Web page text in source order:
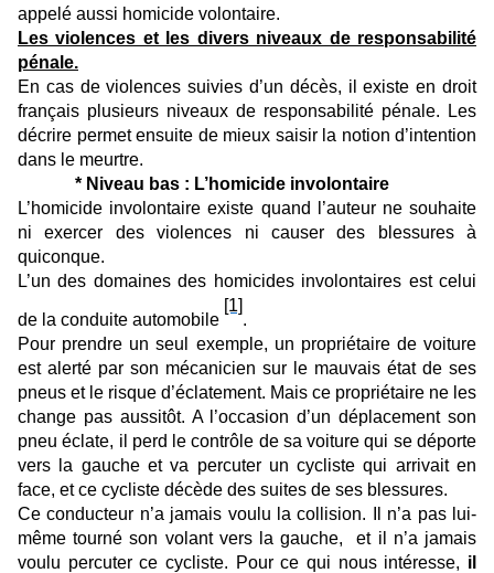
appelé aussi homicide volontaire.
Les violences et les divers niveaux de responsabilité
pénale.
En cas de violences suivies d’un décès, il existe en droit
français plusieurs niveaux de responsabilité pénale. Les
décrire permet ensuite de mieux saisir la notion d’intention
dans le meurtre.
* Niveau bas : L’homicide involontaire
L’homicide involontaire existe quand l’auteur ne souhaite
ni exercer des violences ni causer des blessures à
quiconque.
L’un des domaines des homicides involontaires est celui
de la conduite automobile
[1]
.
Pour prendre un seul exemple, un propriétaire de voiture
est alerté par son mécanicien sur le mauvais état de ses
pneus et le risque d’éclatement. Mais ce propriétaire ne les
change pas aussitôt. A l’occasion d’un déplacement son
pneu éclate, il perd le contrôle de sa voiture qui se déporte
vers la gauche et va percuter un cycliste qui arrivait en
face, et ce cycliste décède des suites de ses blessures.
Ce conducteur n’a jamais voulu la collision. Il n’a pas lui-
même tourné son volant vers la gauche, et il n’a jamais
voulu percuter ce cycliste. Pour ce qui nous intéresse, il